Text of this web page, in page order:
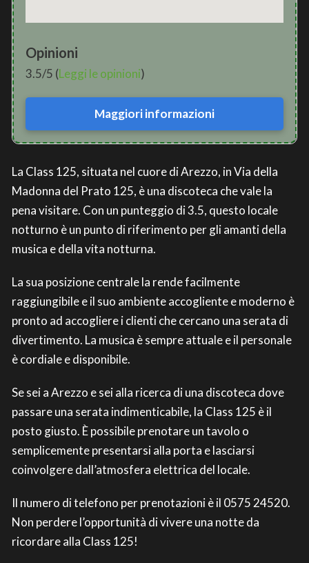
Opinioni
3.5/5 (Leggi le opinioni)
Maggiori informazioni
La Class 125, situata nel cuore di Arezzo, in Via della
Madonna del Prato 125, è una discoteca che vale la
pena visitare. Con un punteggio di 3.5, questo locale
notturno è un punto di riferimento per gli amanti della
musica e della vita notturna.
La sua posizione centrale la rende facilmente
raggiungibile e il suo ambiente accogliente e moderno è
pronto ad accogliere i clienti che cercano una serata di
divertimento. La musica è sempre attuale e il personale
è cordiale e disponibile.
Se sei a Arezzo e sei alla ricerca di una discoteca dove
passare una serata indimenticabile, la Class 125 è il
posto giusto. È possibile prenotare un tavolo o
semplicemente presentarsi alla porta e lasciarsi
coinvolgere dall’atmosfera elettrica del locale.
Il numero di telefono per prenotazioni è il 0575 24520.
Non perdere l’opportunità di vivere una notte da
ricordare alla Class 125!